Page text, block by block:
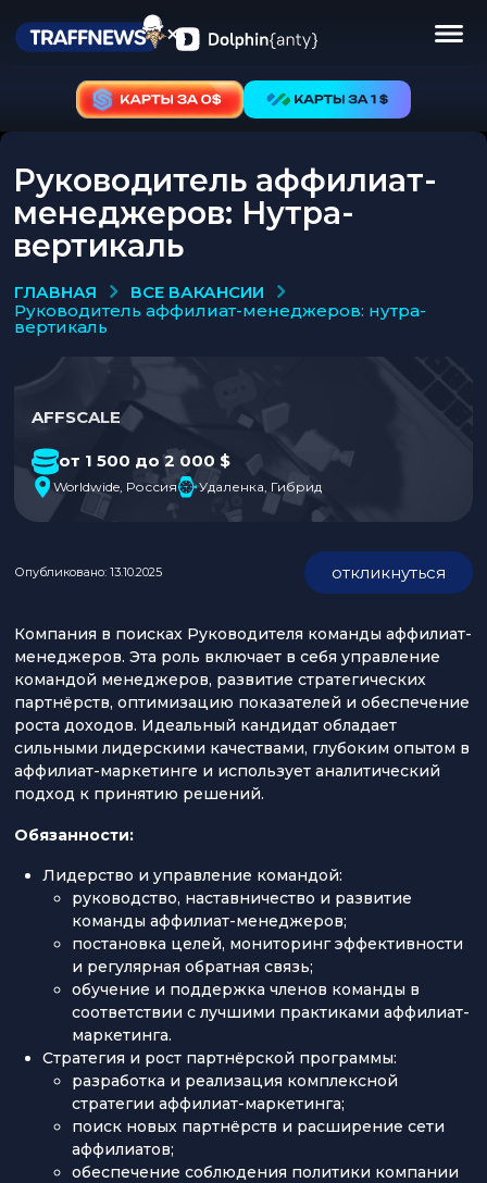
Руководитель аффилиат-
менеджеров: Нутра-
вертикаль
ГЛАВНАЯ
ВСЕ ВАКАНСИИ
руководитель аффилиат-менеджеров: нутра-
вертикаль
AFFSCALE
от 1 500 до 2 000 $
Worldwide, Россия Удаленка, Гибрид
Опубликовано: 13.10.2025 откликнуться
Компания в поисках Руководителя команды аффилиат-
менеджеров. Эта роль включает в себя управление
командой менеджеров, развитие стратегических
партнёрств, оптимизацию показателей и обеспечение
роста доходов. Идеальный кандидат обладает
сильными лидерскими качествами, глубоким опытом в
аффилиат-маркетинге и использует аналитический
подход к принятию решений.
Обязанности:
Лидерство и управление командой:
руководство, наставничество и развитие
команды аффилиат-менеджеров;
постановка целей, мониторинг эффективности
и регулярная обратная связь;
обучение и поддержка членов команды в
соответствии с лучшими практиками аффилиат-
маркетинга.
Стратегия и рост партнёрской программы:
разработка и реализация комплексной
стратегии аффилиат-маркетинга;
поиск новых партнёрств и расширение сети
аффилиатов;
обеспечение соблюдения политики компании